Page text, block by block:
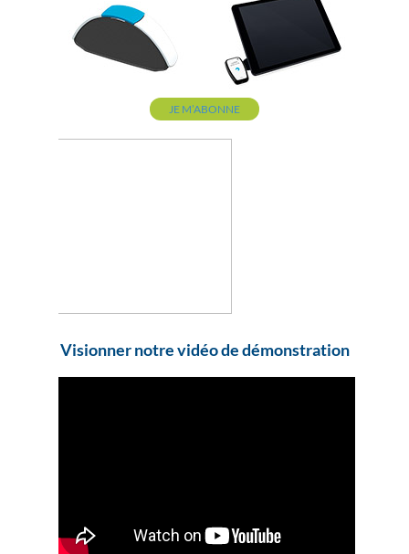
JE M’ABONNE
Visionner notre vidéo de démonstration